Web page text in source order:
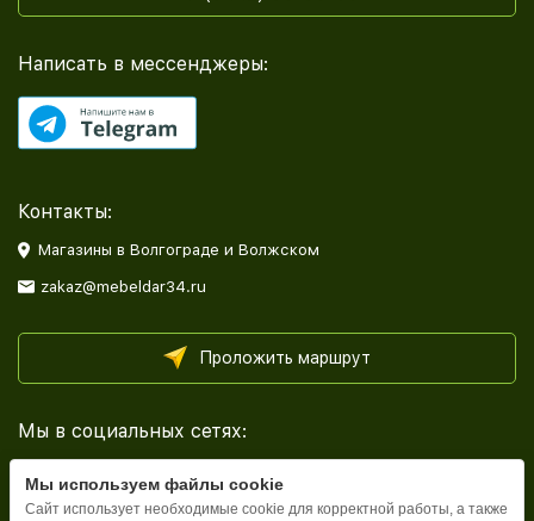
Написать в мессенджеры:
Контакты:
Магазины в Волгограде и Волжском
zakaz@mebeldar34.ru
Проложить маршрут
Мы в социальных сетях:
Мы используем файлы cookie
Сайт использует необходимые cookie для корректной работы, а также